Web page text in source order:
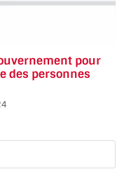
pour
des personnes